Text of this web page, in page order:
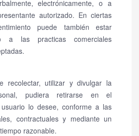
electrónicamente, o a
autorizado. En ciertas
puede también estar
a las practicas comerciales
recolectar, utilizar y divulgar la
pudiera retirarse en el
lo desee, conforme a las
contractuales y mediante un
razonable.